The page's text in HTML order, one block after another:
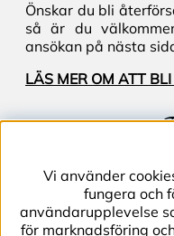
Önskar du bli
så är du
ansökan på nästa
LÄS MER OM ATT
Vi använder
fungera och
användarupplevelse
för marknadsföring